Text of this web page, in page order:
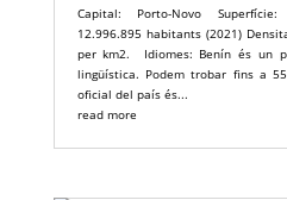
Capital: Porto-Novo
12.996.895 habitants (2021)
per km2. Idiomes: Benín és un
lingüística. Podem trobar fins a
oficial del país és...
read more